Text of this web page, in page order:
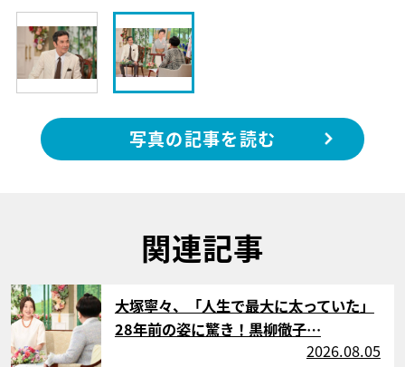
写真の記事を読む
関連記事
サムネイル
大塚寧々、「人生で最大に太っていた」
28年前の姿に驚き！黒柳徹子…
2026.08.05